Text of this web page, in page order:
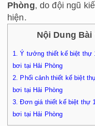
Phòng, do đội ngũ
hiện.
Nội Dung Bài
1. Ý tưởng thiết kế biệt thự
bơi tại Hải Phòng
2. Phối cảnh thiết kế biệt
bơi tại Hải Phòng
3. Đơn giá thiết kế biệt thự
bơi tại Hải Phòng